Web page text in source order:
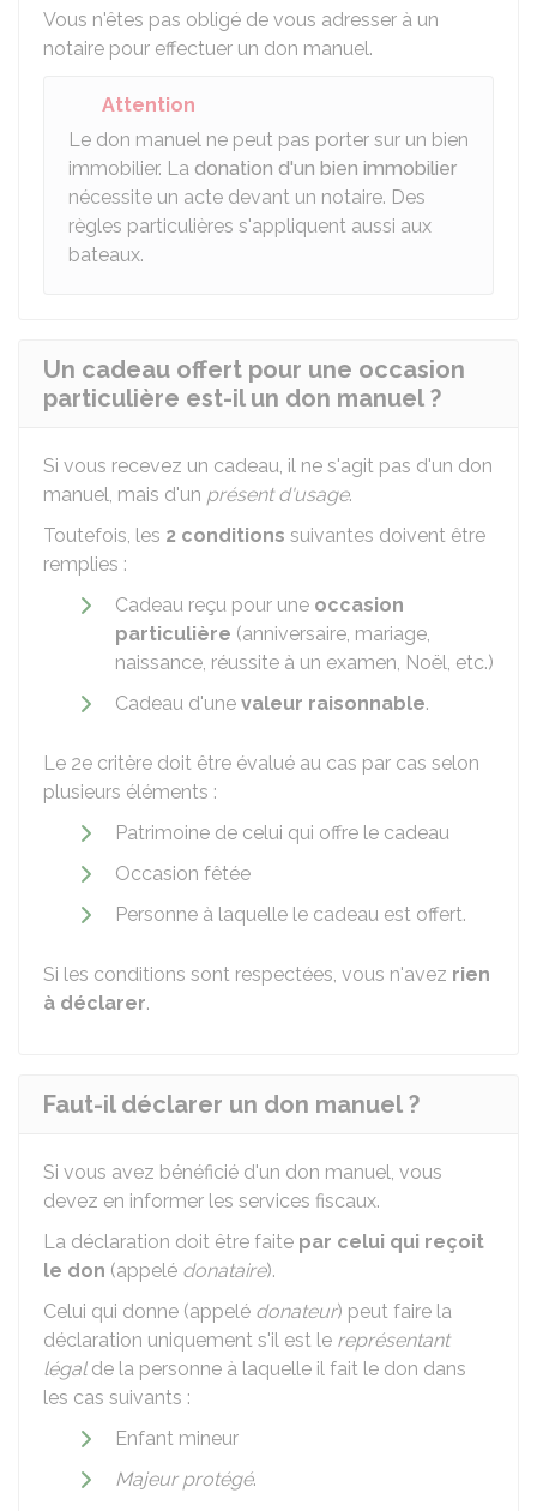
Vous n'êtes pas obligé de vous adresser à un
notaire pour effectuer un don manuel.
Attention
Le don manuel ne peut pas porter sur un bien
immobilier. La donation d'un bien immobilier
nécessite un acte devant un notaire. Des
règles particulières s'appliquent aussi aux
bateaux.
Un cadeau offert pour une occasion
particulière est-il un don manuel ?
Si vous recevez un cadeau, il ne s'agit pas d'un don
manuel, mais d'un présent d'usage.
Toutefois, les 2 conditions suivantes doivent être
remplies :
Cadeau reçu pour une occasion
particulière (anniversaire, mariage,
naissance, réussite à un examen, Noël, etc.)
Cadeau d'une valeur raisonnable.
Le 2e critère doit être évalué au cas par cas selon
plusieurs éléments :
Patrimoine de celui qui offre le cadeau
Occasion fêtée
Personne à laquelle le cadeau est offert.
Si les conditions sont respectées, vous n'avez rien
à déclarer.
Faut-il déclarer un don manuel ?
Si vous avez bénéficié d'un don manuel, vous
devez en informer les services fiscaux.
La déclaration doit être faite par celui qui reçoit
le don (appelé donataire).
Celui qui donne (appelé donateur) peut faire la
déclaration uniquement s'il est le représentant
légalde la personne à laquelle il fait le don dans
les cas suivants :
Enfant mineur
Majeur protégé.